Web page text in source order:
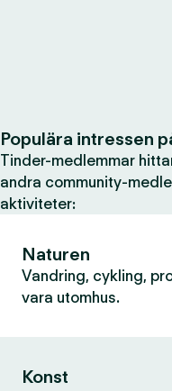
Populära intressen
Tinder-medlemmar
andra community-
aktiviteter:
Naturen
Vandring, cykling,
vara utomhus.
Konst